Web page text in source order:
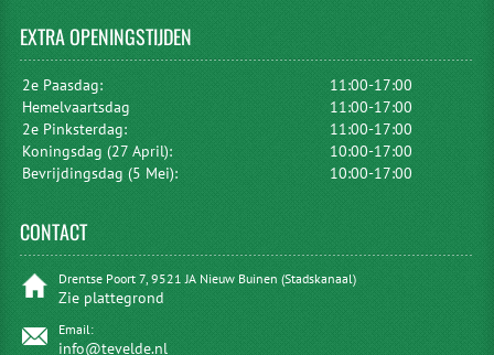
EXTRAOPENINGSTIJDEN
2e Paasdag:
11:00-17:00
Hemelvaartsdag
11:00-17:00
2e Pinksterdag:
11:00-17:00
Koningsdag (27 April):
10:00-17:00
Bevrijdingsdag (5 Mei):
10:00-17:00
CONTACT
Drentse Poort 7, 9521 JA Nieuw Buinen (Stadskanaal)
Zie plattegrond
Email:
info@tevelde.nl